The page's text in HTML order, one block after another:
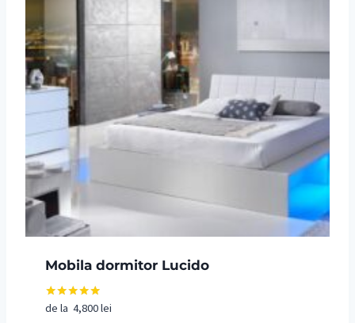
Mobila dormitor Lucido
Evaluat la
de la 4,800lei